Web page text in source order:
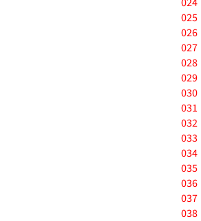
025
026
027
028
029
030
031
032
033
034
035
036
037
038